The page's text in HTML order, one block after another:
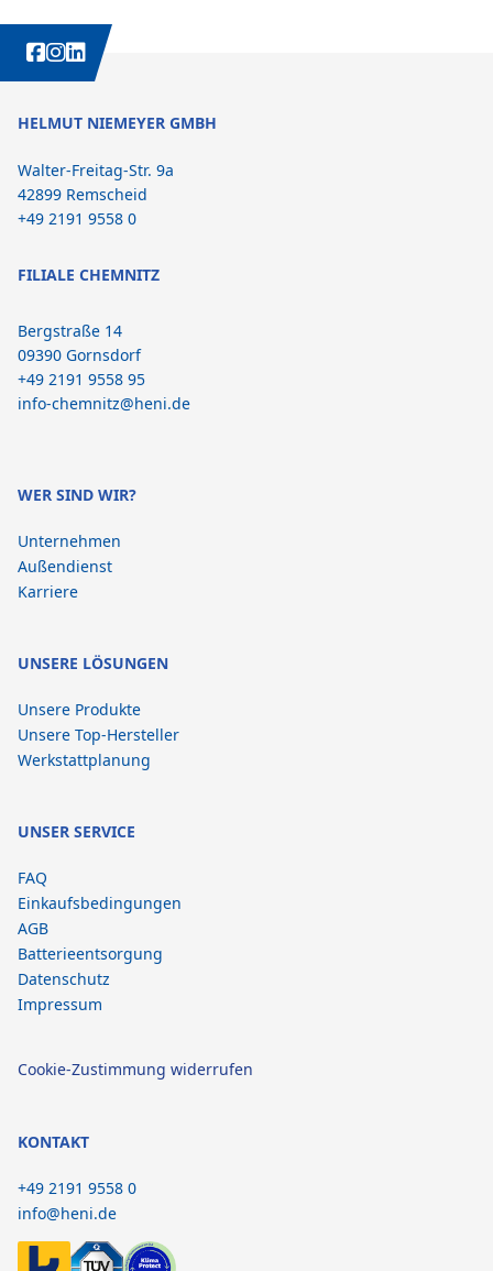
WEITERE INTERESSANTE INHALTE IMMER AUCH AUF:
HELMUT NIEMEYER GMBH
Walter-Freitag-Str. 9a
42899 Remscheid
+49 2191 9558 0
FILIALE CHEMNITZ
Bergstraße 14
09390 Gornsdorf
+49 2191 9558 95
info-chemnitz@heni.de
WER SIND WIR?
Unternehmen
Außendienst
Karriere
UNSERE LÖSUNGEN
Unsere Produkte
Unsere Top-Hersteller
Werkstattplanung
UNSER SERVICE
FAQ
Einkaufsbedingungen
AGB
Batterieentsorgung
Datenschutz
Impressum
Cookie-Zustimmung widerrufen
KONTAKT
+49 2191 9558 0
info@heni.de